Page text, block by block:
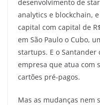
desenvolvimento de
analytics e blockchain,
capital com capital de
em São Paulo o Cubo,
startups. E o Santander
empresa que atua com
cartões pré-pagos.
Mas as mudanças nem